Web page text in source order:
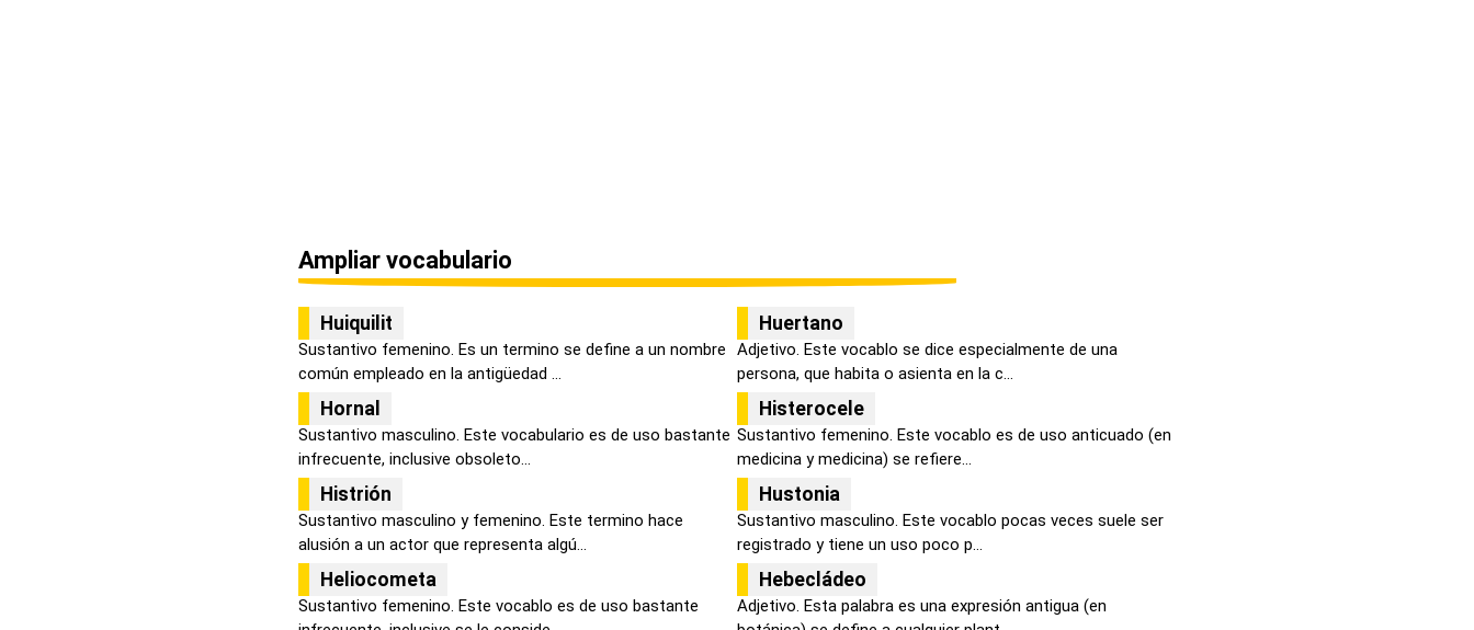
Ampliar vocabulario
Huiquilit
Sustantivo femenino. Es un termino se define a un nombre
común empleado en la antigüedad ...
Huertano
Adjetivo. Este vocablo se dice especialmente de una
persona, que habita o asienta en la c...
Hornal
Sustantivo masculino. Este vocabulario es de uso bastante
infrecuente, inclusive obsoleto...
Histerocele
Sustantivo femenino. Este vocablo es de uso anticuado (en
medicina y medicina) se refiere...
Histrión
Sustantivo masculino y femenino. Este termino hace
alusión a un actor que representa algú...
Hustonia
Sustantivo masculino. Este vocablo pocas veces suele ser
registrado y tiene un uso poco p...
Heliocometa
Sustantivo femenino. Este vocablo es de uso bastante
Hebecládeo
Adjetivo. Esta palabra es una expresión antigua (en